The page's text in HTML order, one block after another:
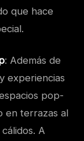
que hace
: Además de
experiencias
pop-
en terrazas al
A